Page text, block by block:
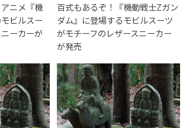
ニメ『機
ビルスー
ーカーが
百式もあるぞ！『機動戦士Zガン
ダム』に登場するモビルスーツ
がモチーフのレザースニーカー
が発売